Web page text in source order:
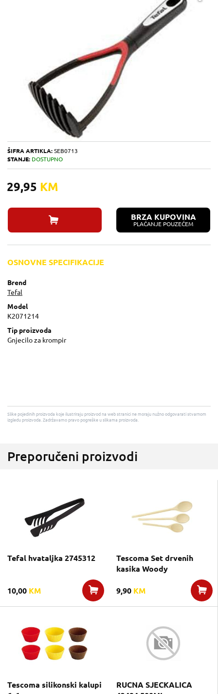
ŠIFRA ARTIKLA: SEB0713
STANJE: DOSTUPNO
29,95 KM
BRZA KUPOVINA
PLAĆANJE POUZEĆEM
OSNOVNE SPECIFIKACIJE
Brend
Tefal
Model
K2071214
Tip proizvoda
Gnjecilo za krompir
Slike pojedinih proizvoda koje ilustriraju proizvod na web stranici ne moraju nužno odgovarati stvarnom
izgledu proizvoda. Zadržavamo pravo pogreške u slikama proizvoda.
Preporučeni proizvodi
Tefal hvataljka 2745312
10,00 KM
Tescoma Set drvenih
kasika Woody
9,90 KM
Tescoma silikonski kalupi
RUCNA SJECKALICA